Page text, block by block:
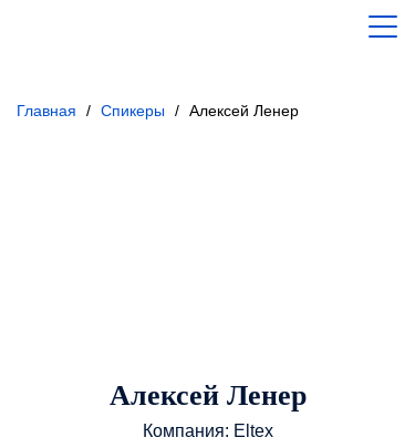
Главная / Спикеры / Алексей Ленер
Алексей Ленер
Компания: Eltex